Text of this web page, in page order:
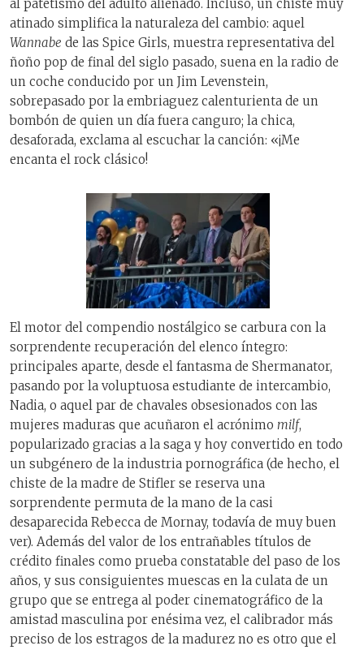
al patetismo del adulto alienado. Incluso, un chiste muy
atinado simplifica la naturaleza del cambio: aquel
Wannabe de las Spice Girls, muestra representativa del
ñoño pop de final del siglo pasado, suena en la radio de
un coche conducido por un Jim Levenstein,
sobrepasado por la embriaguez calenturienta de un
bombón de quien un día fuera canguro; la chica,
desaforada, exclama al escuchar la canción: «¡Me
encanta el rock clásico!
El motor del compendio nostálgico se carbura con la
sorprendente recuperación del elenco íntegro:
principales aparte, desde el fantasma de Shermanator,
pasando por la voluptuosa estudiante de intercambio,
Nadia, o aquel par de chavales obsesionados con las
mujeres maduras que acuñaron el acrónimo milf,
popularizado gracias a la saga y hoy convertido en todo
un subgénero de la industria pornográfica (de hecho, el
chiste de la madre de Stifler se reserva una
sorprendente permuta de la mano de la casi
desaparecida Rebecca de Mornay, todavía de muy buen
ver). Además del valor de los entrañables títulos de
crédito finales como prueba constatable del paso de los
años, y sus consiguientes muescas en la culata de un
grupo que se entrega al poder cinematográfico de la
amistad masculina por enésima vez, el calibrador más
preciso de los estragos de la madurez no es otro que el